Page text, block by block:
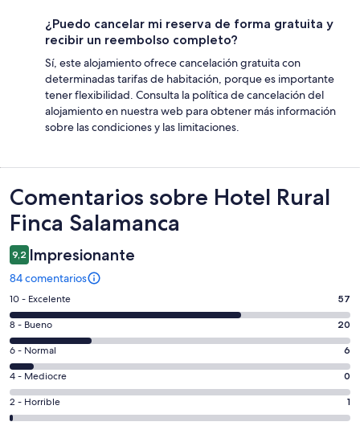
¿Puedo cancelar mi reserva de forma gratuita y
recibir un reembolso completo?
Sí, este alojamiento ofrece cancelación gratuita con
determinadas tarifas de habitación, porque es importante
tener flexibilidad. Consulta la política de cancelación del
alojamiento en nuestra web para obtener más información
sobre las condiciones y las limitaciones.
Comentarios
Comentarios sobre Hotel Rural
Finca Salamanca
9,2 Impresionante
84 comentarios
57
comentarios
de
un
total
de
84
con
10 - Excelente 57
20
comentarios
de
un
total
de
8 - Bueno 20
6
comentarios
de
un
total
6 - Normal 6
0
comentarios
de
4 - Mediocre 0
1
comentarios
2 - Horrible 1